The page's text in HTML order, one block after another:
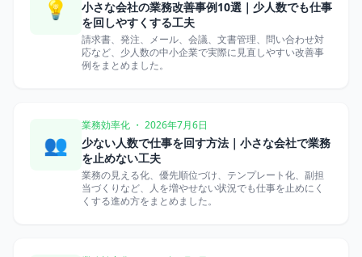
💡
小さな会社の業務改善事例10選｜少人数でも仕事
を回しやすくする工夫
請求書、発注、メール、会議、文書管理、問い合わせ対
応など、少人数の中小企業で実際に見直しやすい改善事
例をまとめました。
👥
業務効率化 ・ 2026年7月6日
少ない人数で仕事を回す方法｜小さな会社で業務
を止めない工夫
業務の見える化、優先順位づけ、テンプレート化、副担
当づくりなど、人を増やせない状況でも仕事を止めにく
くする進め方をまとめました。